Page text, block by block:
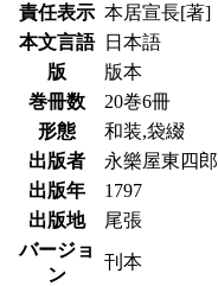
責任表示 本居宣長[著]
本文言語
日本語
版
版本
巻冊数
20巻6冊
形態
和装,袋綴
出版者
永樂屋東四郎
出版年
1797
出版地
尾張
バージョ
ン
刊本